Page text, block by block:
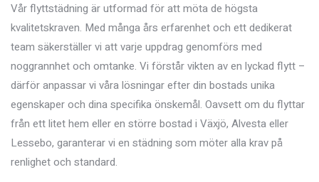
Vår flyttstädning är utformad för att möta de högsta
kvalitetskraven. Med många års erfarenhet och ett dedikerat
team säkerställer vi att varje uppdrag genomförs med
noggrannhet och omtanke. Vi förstår vikten av en lyckad flytt –
därför anpassar vi våra lösningar efter din bostads unika
egenskaper och dina specifika önskemål. Oavsett om du flyttar
från ett litet hem eller en större bostad i Växjö, Alvesta eller
Lessebo, garanterar vi en städning som möter alla krav på
renlighet och standard.